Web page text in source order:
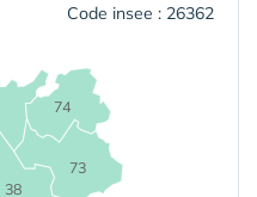
Code insee : 26362
38
73
74